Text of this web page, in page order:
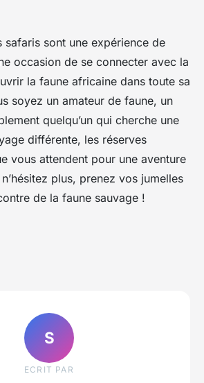
safaris sont une expérience de
occasion de se connecter avec la
la faune africaine dans toute sa
soyez un amateur de faune, un
quelqu’un qui cherche une
différente, les réserves
vous attendent pour une aventure
plus, prenez vos jumelles
de la faune sauvage !
S
ECRIT PAR